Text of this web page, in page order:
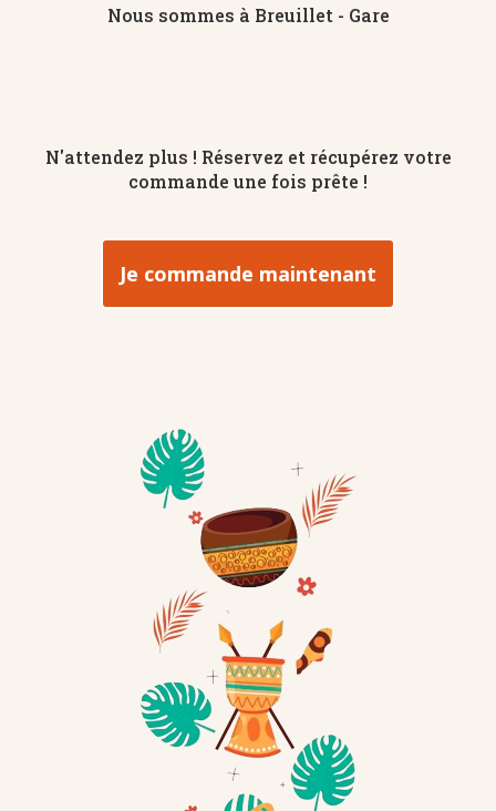
Nous sommes à Breuillet - Gare
N'attendez plus ! Réservez et récupérez votre
commande une fois prête !
Je commande maintenant